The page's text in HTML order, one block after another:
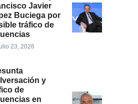
Javier
Buciega por
tráfico de
23, 2026
y
de
en